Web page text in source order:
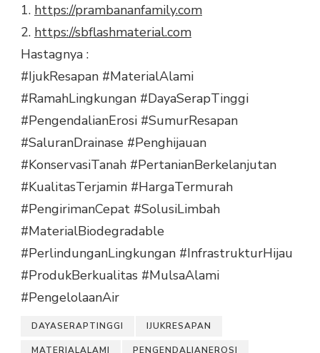
1. https://prambananfamily.com
2. https://sbflashmaterial.com
Hastagnya :
#IjukResapan #MaterialAlami
#RamahLingkungan #DayaSerapTinggi
#PengendalianErosi #SumurResapan
#SaluranDrainase #Penghijauan
#KonservasiTanah #PertanianBerkelanjutan
#KualitasTerjamin #HargaTermurah
#PengirimanCepat #SolusiLimbah
#MaterialBiodegradable
#PerlindunganLingkungan #InfrastrukturHijau
#ProdukBerkualitas #MulsaAlami
#PengelolaanAir
DAYASERAPTINGGI IJUKRESAPAN
MATERIALALAMI PENGENDALIANEROSI